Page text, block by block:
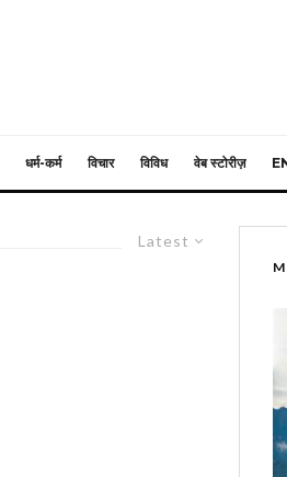
धर्म-कर्म विचार विविध वेब स्टोरीज़
Latest